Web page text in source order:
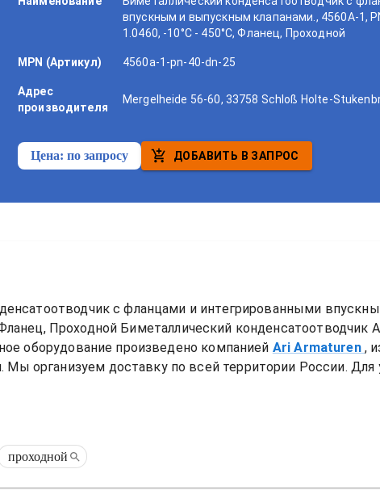
впускным и выпускным клапанами., 4560A-1,
1.0460, -10°C - 450°C, Фланец, Проходной
MPN (Артикул) 4560a-1-pn-40-dn-25
Адрес
производителя
Mergelheide 56-60, 33758 Schloß Holte-
Цена:по запросу ДОБАВИТЬ В ЗАПРОС
с фланцами и интегрированными
Проходной Биметаллический конденсатоотводчик
оборудование произведено компанией Ari Armaturen ,
организуем доставку по всей территории России. Для
проходной